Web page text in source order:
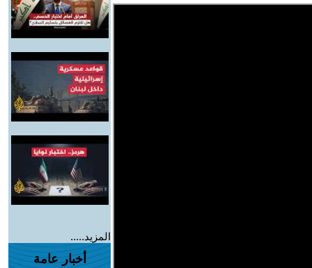
المزيد.....
أخبار عامة